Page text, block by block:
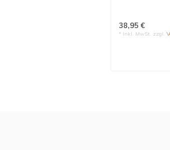
38,95 €
* Inkl. MwSt. zzgl.